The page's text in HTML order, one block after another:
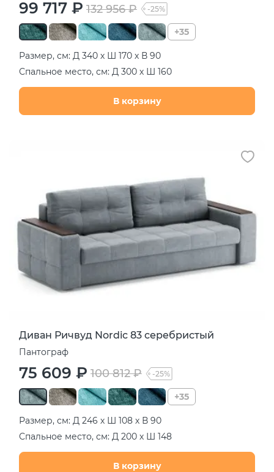
99 717 ₽ 132 956 ₽ -25%
+35
Размер, см: Д 340 х Ш 170 х В 90
Спальное место, см: Д 300 х Ш 160
В корзину
Диван Ричвуд Nordic 83 серебристый
Пантограф
75 609 ₽ 100 812 ₽ -25%
+35
Размер, см: Д 246 х Ш 108 х В 90
Спальное место, см: Д 200 х Ш 148
В корзину